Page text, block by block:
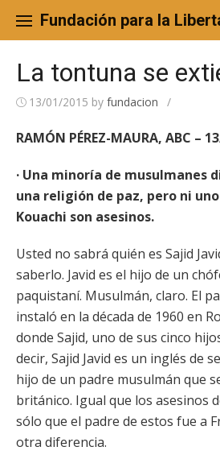
content
Fundación para la
La tontuna se
13/01/2015 by fundacion /
RAMÓN PÉREZ-MAURA, ABC –
· Una minoría de musulmanes
una religión de paz, pero ni
Kouachi son asesinos.
Usted no sabrá quién es Sajid
saberlo. Javid es el hijo de un
paquistaní. Musulmán, claro. El
instaló en la década de 1960 en
donde Sajid, uno de sus cinco
decir, Sajid Javid es un inglés de
hijo de un padre musulmán que
británico. Igual que los asesinos
sólo que el padre de estos fue a
otra diferencia.